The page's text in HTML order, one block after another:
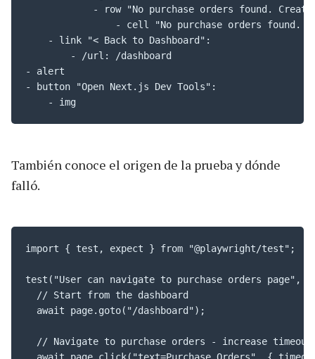
- row "No purchase orders found.
- cell "No purchase orders found.
    - link "< Back to Dashboard":
        - /url: /dashboard
- alert
- button "Open Next.js Dev Tools":
También conoce el origen de la prueba y dónde
falló.
import { test, expect } from "@playwright/test";
test("User can navigate to purchase orders page",
  // Start from the dashboard
  await page.goto("/dashboard");
// Navigate to purchase orders - increase
await page.click("text=Purchase Orders", {